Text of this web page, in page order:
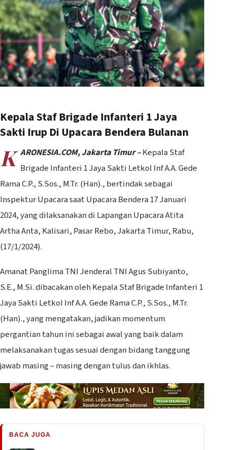
Kepala Staf Brigade Infanteri 1 Jaya
Sakti Irup Di Upacara Bendera Bulanan
K ARONESIA.COM, Jakarta Timur –Kepala Staf
Brigade Infanteri 1 Jaya Sakti Letkol Inf A.A. Gede
Rama C.P., S.Sos., M.Tr. (Han)., bertindak sebagai
Inspektur Upacara saat Upacara Bendera 17 Januari
2024, yang dilaksanakan di Lapangan Upacara Atita
Artha Anta, Kalisari, Pasar Rebo, Jakarta Timur, Rabu,
(17/1/2024).
Amanat Panglima TNI Jenderal TNI Agus Subiyanto,
S.E., M.Si. dibacakan oleh Kepala Staf Brigade Infanteri 1
Jaya Sakti Letkol Inf A.A. Gede Rama C.P., S.Sos., M.Tr.
(Han)., yang mengatakan, jadikan momentum
pergantian tahun ini sebagai awal yang baik dalam
melaksanakan tugas sesuai dengan bidang tanggung
jawab masing – masing dengan tulus dan ikhlas.
BACA JUGA